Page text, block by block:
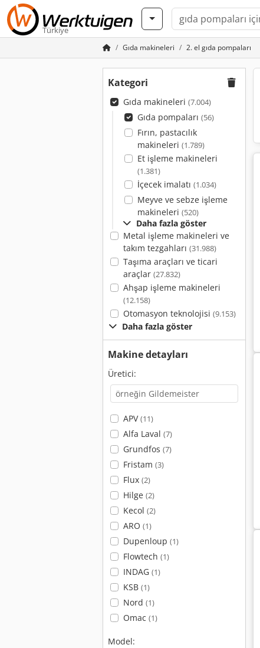
Türkiye
Gıda makineleri 2. el gıda pompaları
Kategori
Gıda makineleri (7.004)
Gıda pompaları (56)
Fırın, pastacılık
makineleri (1.789)
Et işleme makineleri
(1.381)
İçecek imalatı (1.034)
Meyve ve sebze işleme
makineleri (520)
Daha fazla göster
Metal işleme makineleri ve
takım tezgahları (31.988)
Taşıma araçları ve ticari
araçlar (27.832)
Ahşap işleme makineleri
(12.158)
Otomasyon teknolojisi (9.153)
Daha fazla göster
Makine detayları
Üretici:
APV(11)
Alfa Laval (7)
Grundfos (7)
Fristam (3)
Flux (2)
Hilge (2)
Kecol (2)
ARO (1)
Dupenloup (1)
Flowtech (1)
INDAG (1)
KSB (1)
Nord (1)
Omac (1)
Model: